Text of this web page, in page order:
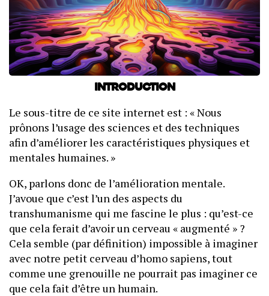
Introduction
Le sous-titre de ce site internet est : « Nous
prônons l’usage des sciences et des techniques
afin d’améliorer les caractéristiques physiques et
mentales humaines. »
OK, parlons donc de l’amélioration mentale.
J’avoue que c’est l’un des aspects du
transhumanisme qui me fascine le plus : qu’est-ce
que cela ferait d’avoir un cerveau « augmenté » ?
Cela semble (par définition) impossible à imaginer
avec notre petit cerveau d’homo sapiens, tout
comme une grenouille ne pourrait pas imaginer ce
que cela fait d’être un humain.